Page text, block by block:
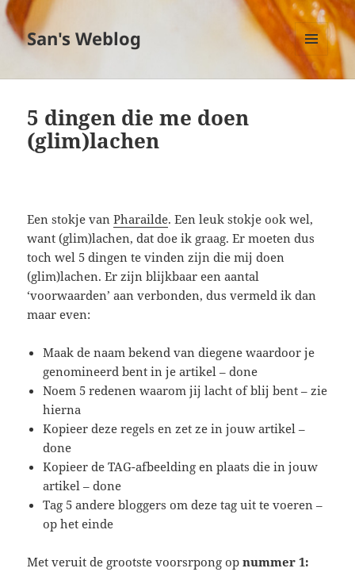
San's Weblog
MENU
EN
5 dingen die me doen
(glim)lachen
Een stokje vanPharailde. Een leuk stokje ook wel,
want (glim)lachen, dat doe ik graag. Er moeten dus
toch wel 5 dingen te vinden zijn die mij doen
(glim)lachen. Er zijn blijkbaar een aantal
‘voorwaarden’ aan verbonden, dus vermeld ik dan
maar even:
Maak de naam bekend van diegene waardoor je
genomineerd bent in je artikel – done
Noem 5 redenen waarom jij lacht of blij bent – zie
hierna
Kopieer deze regels en zet ze in jouw artikel –
done
Kopieer de TAG-afbeelding en plaats die in jouw
artikel – done
Tag 5 andere bloggers om deze tag uit te voeren –
op het einde
Met veruit de grootste voorsrpong opnummer 1: